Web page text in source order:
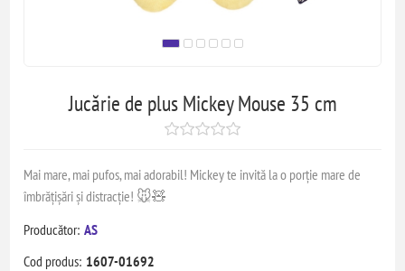
Jucărie de plus Mickey Mouse 35 cm
Mai mare, mai pufos, mai adorabil! Mickey te invită la o porție mare de
îmbrățișări și distracție! 🐭🧸
Producător: AS
Cod produs: 1607-01692